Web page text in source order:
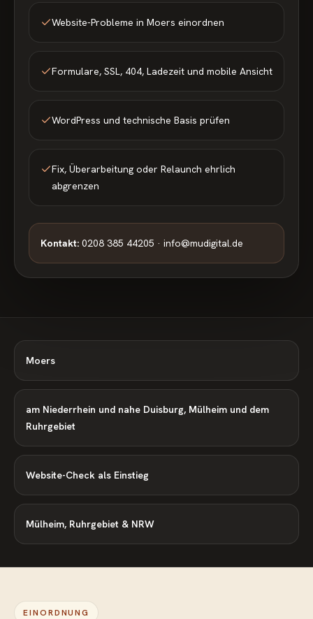
Website-Probleme in Moers einordnen
Formulare, SSL, 404, Ladezeit und mobile Ansicht
WordPress und technische Basis prüfen
Fix, Überarbeitung oder Relaunch ehrlich
abgrenzen
Kontakt: 0208 385 44205 · info@mudigital.de
Moers
am Niederrhein und nahe Duisburg, Mülheim und dem
Ruhrgebiet
Website-Check als Einstieg
Mülheim, Ruhrgebiet & NRW
EINORDNUNG